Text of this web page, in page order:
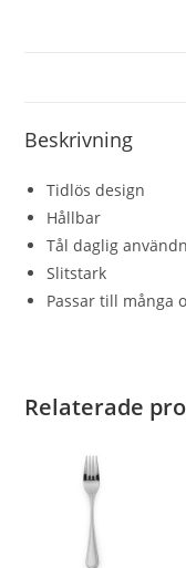
Beskrivning
Tidlös design
Hållbar
Tål daglig
Slitstark
Passar till många
Relaterade